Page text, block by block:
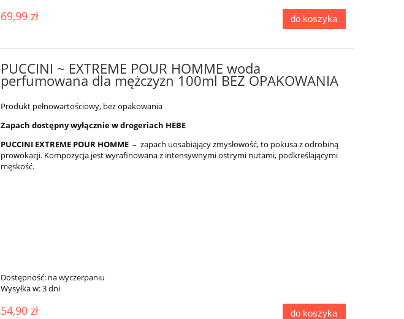
69,99 zł do koszyka
PUCCINI ~ EXTREME POUR HOMME woda
perfumowana dla mężczyzn 100ml BEZ OPAKOWANIA
Produkt pełnowartościowy, bez opakowania
Zapach dostępny wyłącznie w drogeriach HEBE
PUCCINI EXTREME POUR HOMME – zapach uosabiający zmysłowość, to pokusa z odrobiną
prowokacji. Kompozycja jest wyrafinowana z intensywnymi ostrymi nutami, podkreślającymi
męskość.
Dostępność: na wyczerpaniu
Wysyłka w:3 dni
54,90 zł do koszyka